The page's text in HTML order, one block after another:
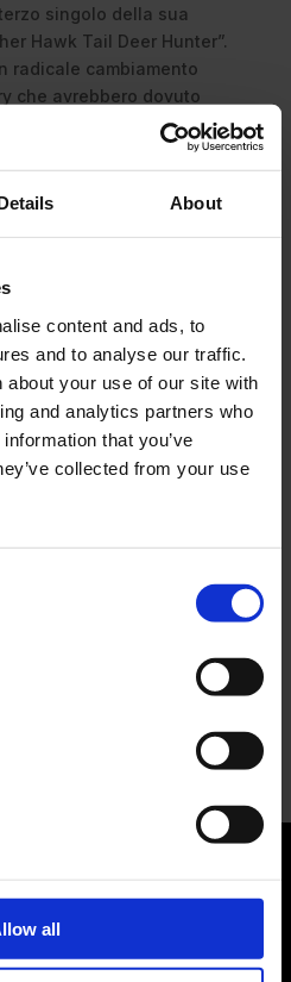
About
content and ads, to
and to analyse our traffic.
about your use of our site with
and analytics partners who
that you’ve
collected from your use
all
singolo della sua
Hawk Tail Deer Hunter”.
radicale cambiamento
che avrebbero dovuto
Cerca
resistenza: il
all’ombra degli eroi
della provincia
anti-diva della musica
della Gel-Resolution™ 5
di Miu Miu: Hailey Bieber e
della nuova